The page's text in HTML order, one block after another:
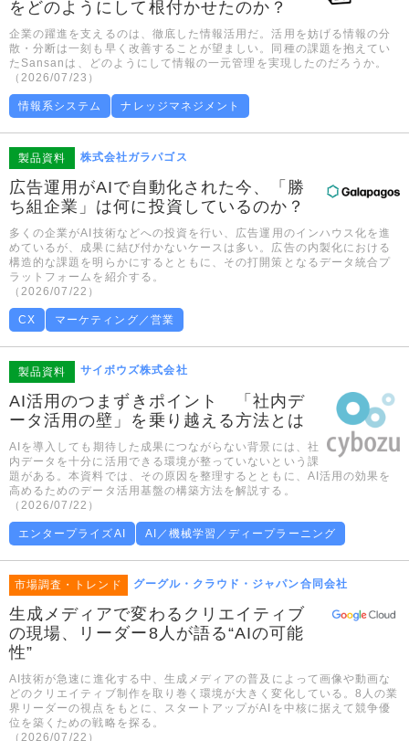
をどのようにして根付かせたのか？
企業の躍進を支えるのは、徹底した情報活用だ。活用を妨げる情報の分
散・分断は一刻も早く改善することが望ましい。同種の課題を抱えてい
たSansanは、どのようにして情報の一元管理を実現したのだろうか。
（2026/07/23）
情報系システム ナレッジマネジメント
製品資料 株式会社ガラパゴス
広告運用がAIで自動化された今、「勝
ち組企業」は何に投資しているのか？
多くの企業がAI技術などへの投資を行い、広告運用のインハウス化を進
めているが、成果に結び付かないケースは多い。広告の内製化における
構造的な課題を明らかにするとともに、その打開策となるデータ統合プ
ラットフォームを紹介する。
（2026/07/22）
CX マーケティング／営業
製品資料 サイボウズ株式会社
AI活用のつまずきポイント 「社内デ
ータ活用の壁」を乗り越える方法とは
AIを導入しても期待した成果につながらない背景には、社
内データを十分に活用できる環境が整っていないという課
題がある。本資料では、その原因を整理するとともに、AI活用の効果を
高めるためのデータ活用基盤の構築方法を解説する。
（2026/07/22）
エンタープライズAI AI／機械学習／ディープラーニング
市場調査・トレンド グーグル・クラウド・ジャパン合同会社
生成メディアで変わるクリエイティブ
の現場、リーダー8人が語る“AIの可能
性”
AI技術が急速に進化する中、生成メディアの普及によって画像や動画な
どのクリエイティブ制作を取り巻く環境が大きく変化している。8人の業
界リーダーの視点をもとに、スタートアップがAIを中核に据えて競争優
位を築くための戦略を探る。
（2026/07/22）